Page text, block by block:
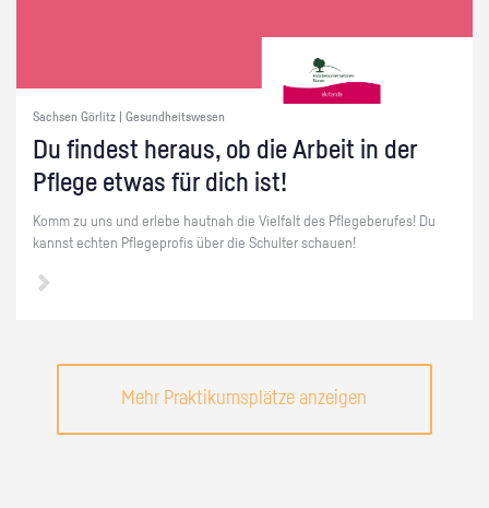
Sachsen Görlitz | Gesundheitswesen
Du fin­dest her­aus, ob die Ar­beit in der
Pfle­ge etwas für dich ist!
Komm zu uns und er­le­be haut­nah die Viel­falt des Pfle­ge­be­ru­fes! Du
kannst ech­ten Pfle­ge­pro­fis über die Schul­ter schau­en!
Mehr Praktikumsplätze anzeigen